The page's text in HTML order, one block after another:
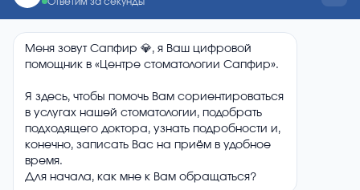
03/Обработка данных:
Обработка полученных изображений с
помощью специализированного
программного обеспечения.
04/Анализ результатов:
Врач-рентгенолог изучает снимки и выявляет